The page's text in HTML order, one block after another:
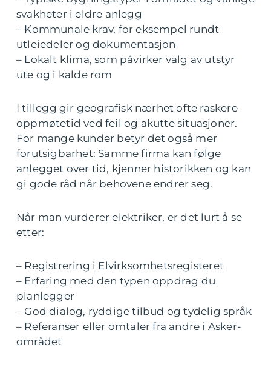
svakheter i eldre anlegg
– Kommunale krav, for eksempel rundt
utleiedeler og dokumentasjon
– Lokalt klima, som påvirker valg av utstyr
ute og i kalde rom
I tillegg gir geografisk nærhet ofte raskere
oppmøtetid ved feil og akutte situasjoner.
For mange kunder betyr det også mer
forutsigbarhet: Samme firma kan følge
anlegget over tid, kjenner historikken og kan
gi gode råd når behovene endrer seg.
Når man vurderer elektriker, er det lurt å se
etter:
– Registrering i Elvirksomhetsregisteret
– Erfaring med den typen oppdrag du
planlegger
– God dialog, ryddige tilbud og tydelig språk
– Referanser eller omtaler fra andre i Asker-
området